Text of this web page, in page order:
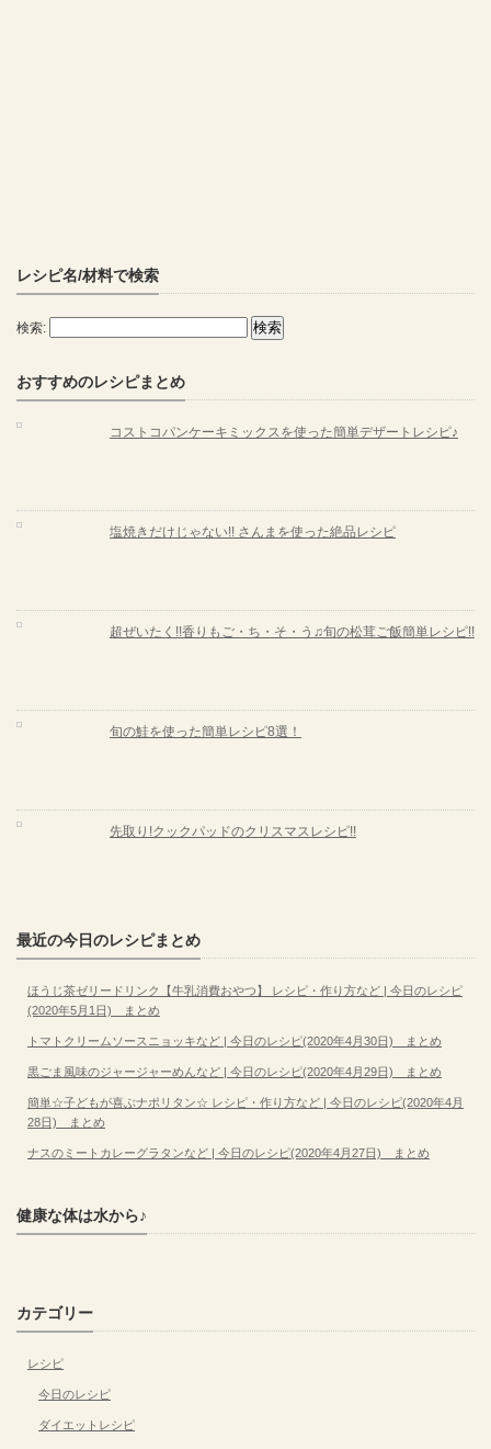
レシピ名/材料で検索
検索:
おすすめのレシピまとめ
コストコパンケーキミックスを使った簡単デザートレシピ♪
塩焼きだけじゃない!! さんまを使った絶品レシピ
超ぜいたく!!香りもご・ち・そ・う♫旬の松茸ご飯簡単レシピ!!
旬の鮭を使った簡単レシピ8選！
先取り!クックパッドのクリスマスレシピ!!
最近の今日のレシピまとめ
ほうじ茶ゼリードリンク【牛乳消費おやつ】 レシピ・作り方など | 今日のレシピ
(2020年5月1日) まとめ
トマトクリームソースニョッキなど | 今日のレシピ(2020年4月30日) まとめ
黒ごま風味のジャージャーめんなど | 今日のレシピ(2020年4月29日) まとめ
簡単☆子どもが喜ぶナポリタン☆ レシピ・作り方など | 今日のレシピ(2020年4月
28日) まとめ
ナスのミートカレーグラタンなど | 今日のレシピ(2020年4月27日) まとめ
健康な体は水から♪
カテゴリー
レシピ
今日のレシピ
ダイエットレシピ